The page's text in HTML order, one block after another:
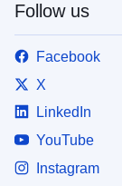
Follow us
Facebook
X
LinkedIn
YouTube
Instagram